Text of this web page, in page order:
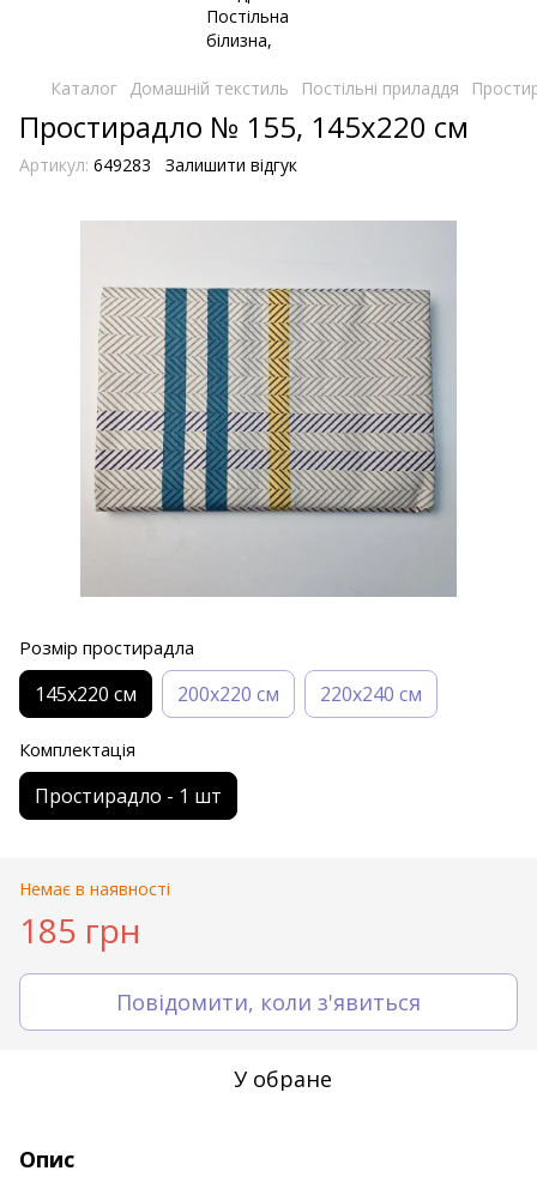
Каталог Домашній текстиль Постільні приладдя
Простирадло № 155, 145х220 см
Артикул: 649283 Залишити відгук
Розмір простирадла
145х220 см 200х220 см 220х240 см
Комплектація
Простирадло - 1 шт
Немає в наявності
185 грн
Повідомити, коли з'явиться
У обране
Опис